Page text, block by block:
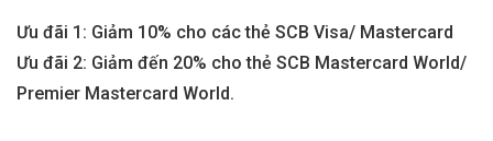
Ưu đãi 1: Giảm 10% cho các thẻ SCB Visa/ Mastercard
Ưu đãi 2: Giảm đến 20% cho thẻ SCB Mastercard World/
Premier Mastercard World.